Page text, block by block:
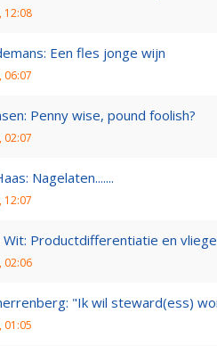
12:08
Een fles jonge wijn
06:07
Penny wise, pound foolish?
02:07
Nagelaten.......
12:07
Wit: Productdifferentiatie en
02:06
"Ik wil steward(ess)
01:05